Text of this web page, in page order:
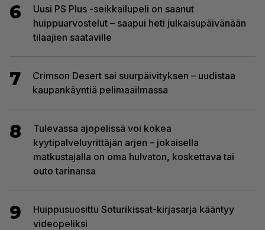
6
Uusi PS Plus -seikkailupeli on saanut
huippuarvostelut – saapui heti julkaisupäivänään
tilaajien saataville
7
Crimson Desert sai suurpäivityksen – uudistaa
kaupankäyntiä pelimaailmassa
8
Tulevassa ajopelissä voi kokea
kyytipalveluyrittäjän arjen – jokaisella
matkustajalla on oma hulvaton, koskettava tai
outo tarinansa
9
Huippusuosittu Soturikissat-kirjasarja kääntyy
videopeliksi